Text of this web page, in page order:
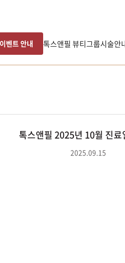
이벤트 안내 톡스앤필 뷰티그룹시술안
톡스앤필 2025년 10월 진료
2025.09.15